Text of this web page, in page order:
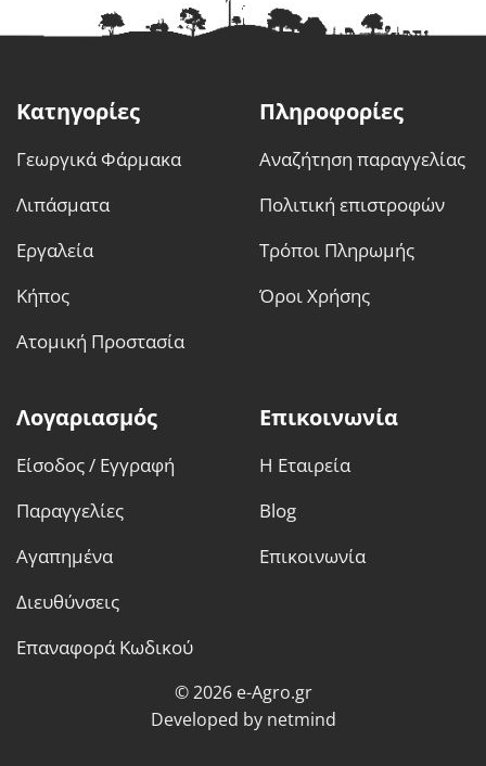
Κατηγορίες
Γεωργικά Φάρμακα
Λιπάσματα
Εργαλεία
Κήπος
Ατομική Προστασία
Πληροφορίες
Αναζήτηση παραγγελίας
Πολιτική επιστροφών
Τρόποι Πληρωμής
Όροι Χρήσης
Λογαριασμός
Είσοδος / Εγγραφή
Παραγγελίες
Αγαπημένα
Διευθύνσεις
Επαναφορά Κωδικού
Επικοινωνία
Η Εταιρεία
Blog
Επικοινωνία
© 2026 e-Agro.gr
Developed by netmind